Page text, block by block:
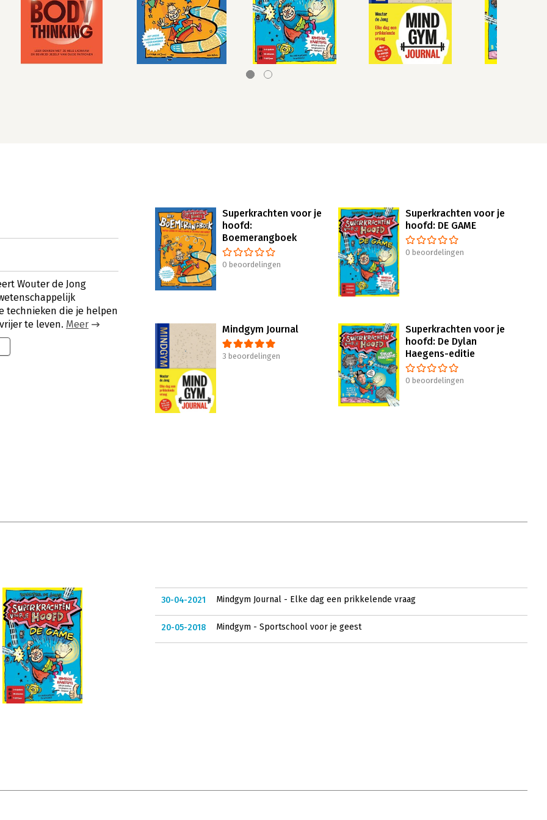
Wouter de Jong
technieken die je helpen
te leven. Meer
Superkrachten voor je
hoofd:
Boemerangboek
0 beoordelingen
Superkrachten voor je
hoofd: DE GAME
0 beoordelingen
Mindgym Journal
3 beoordelingen
Superkrachten voor je
hoofd: De Dylan
Haegens-editie
0 beoordelingen
30-04-2021 Mindgym Journal - Elke dag een prikkelende vraag
20-05-2018 Mindgym - Sportschool voor je geest